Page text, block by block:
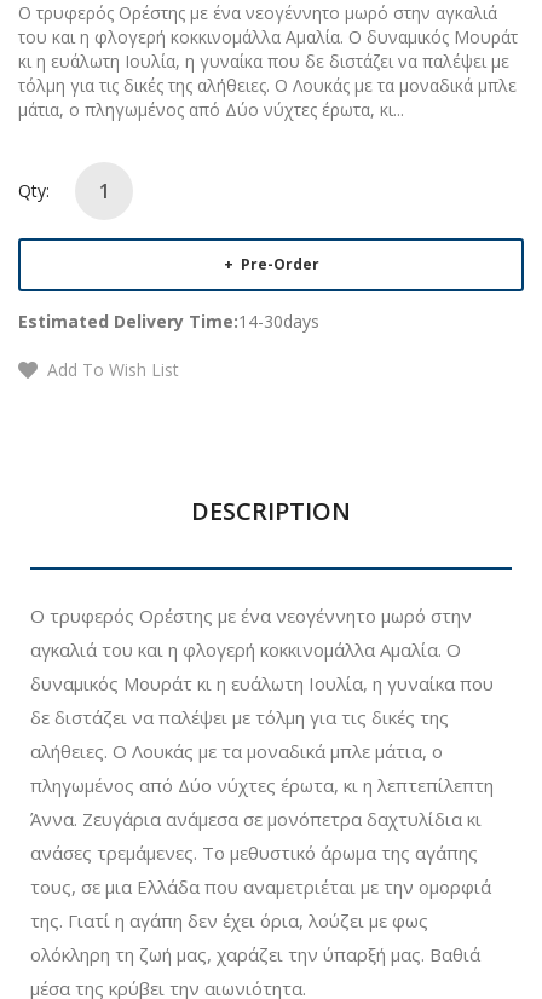
Ο τρυφερός Ορέστης με ένα νεογέννητο μωρό στην αγκαλιά
του και η φλογερή κοκκινομάλλα Αμαλία. Ο δυναμικός Μουράτ
κι η ευάλωτη Ιουλία, η γυναίκα που δε διστάζει να παλέψει με
τόλμη για τις δικές της αλήθειες. Ο Λουκάς με τα μοναδικά μπλε
μάτια, o πληγωμένος από Δύο νύχτες έρωτα, κι...
Qty:
Pre-Order
Estimated Delivery Time:14-30days
Add To Wish List
DESCRIPTION
Ο τρυφερός Ορέστης με ένα νεογέννητο μωρό στην
αγκαλιά του και η φλογερή κοκκινομάλλα Αμαλία. Ο
δυναμικός Μουράτ κι η ευάλωτη Ιουλία, η γυναίκα που
δε διστάζει να παλέψει με τόλμη για τις δικές της
αλήθειες. Ο Λουκάς με τα μοναδικά μπλε μάτια, o
πληγωμένος από Δύο νύχτες έρωτα, κι η λεπτεπίλεπτη
Άννα. Ζευγάρια ανάμεσα σε μονόπετρα δαχτυλίδια κι
ανάσες τρεμάμενες. Το μεθυστικό άρωμα της αγάπης
τους, σε μια Ελλάδα που αναμετριέται με την ομορφιά
της. Γιατί η αγάπη δεν έχει όρια, λούζει με φως
ολόκληρη τη ζωή μας, χαράζει την ύπαρξή μας. Βαθιά
μέσα της κρύβει την αιωνιότητα.